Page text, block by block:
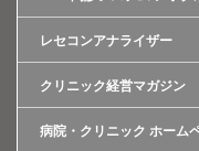
レセコンアナライザー
クリニック経営マガジン
病院・クリニック ホーム